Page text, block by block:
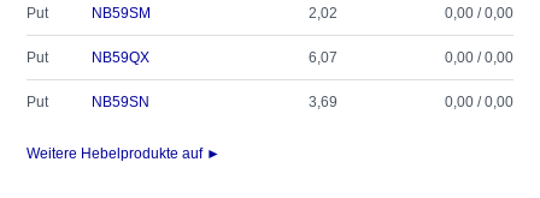
Put NB59SM 2,02 0,00 / 0,00
Put NB59QX 6,07 0,00 / 0,00
Put NB59SN 3,69 0,00 / 0,00
Weitere Hebelprodukte auf ►